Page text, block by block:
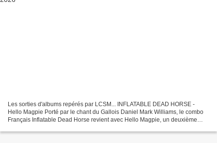
Les sorties d'albums repérés par LCSM... INFLATABLE DEAD HORSE -
Hello Magpie Porté par le chant du Gallois Daniel Mark Williams, le combo
Français Inflatable Dead Horse revient avec Hello Magpie, un deuxième